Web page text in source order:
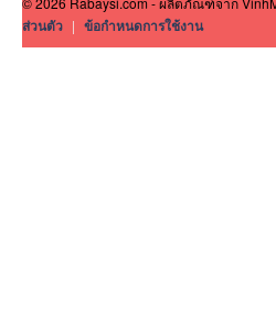
ส่วนตัว | ข้อกำหนดการใช้งาน